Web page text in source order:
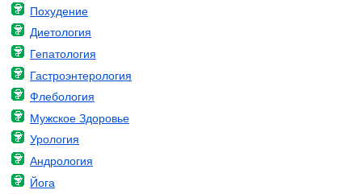
Похудение
Диетология
Гепатология
Гастроэнтерология
Флебология
Мужское Здоровье
Урология
Андрология
Йога